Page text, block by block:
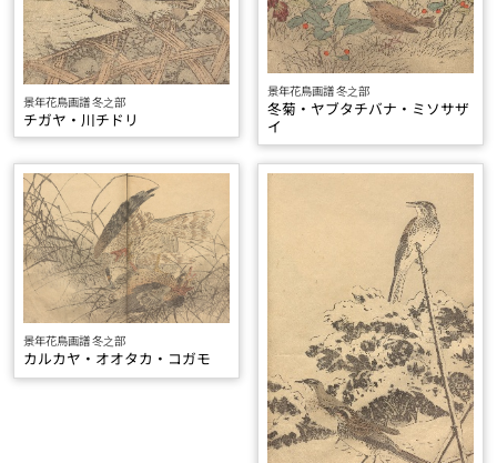
景年花鳥画譜 冬之部
チガヤ・川チドリ
景年花鳥画譜 冬之部
冬菊・ヤブタチバナ・ミソサザ
イ
景年花鳥画譜 冬之部
カルカヤ・オオタカ・コガモ